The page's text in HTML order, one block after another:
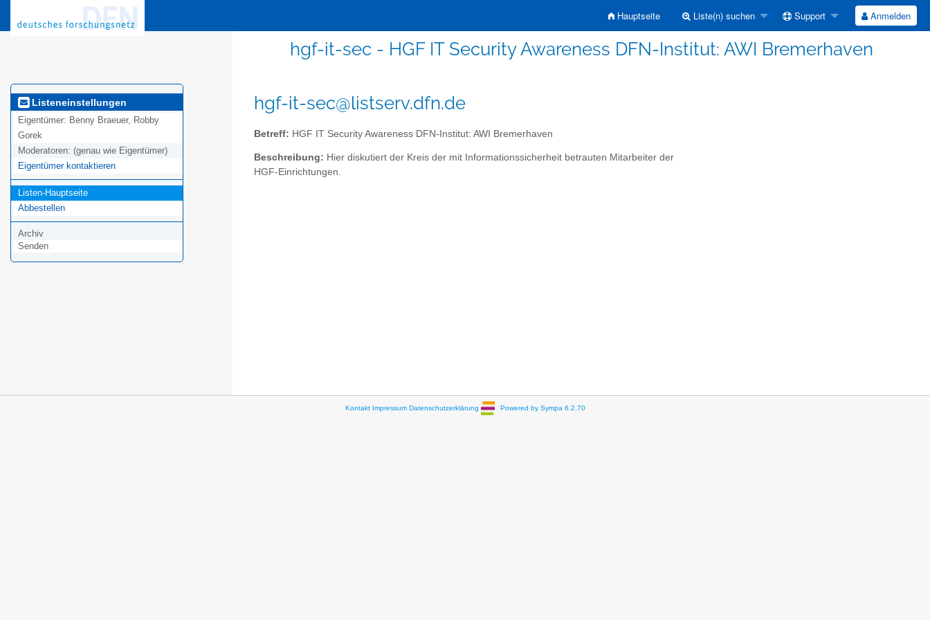
Hauptseite Liste(n) suchen Support Anmelden
hgf-it-sec - HGF IT Security Awareness DFN-Institut: AWI Bremerhaven
Listeneinstellungen
Eigentümer: Benny Braeuer, Robby
Gorek
Moderatoren: (genau wie Eigentümer)
Eigentümer kontaktieren
Listen-Hauptseite
Abbestellen
Archiv
Senden
hgf-it-sec@listserv.dfn.de
Betreff: HGF IT Security Awareness DFN-Institut: AWI Bremerhaven
Beschreibung: Hier diskutiert der Kreis der mit Informationssicherheit betrauten Mitarbeiter der
HGF-Einrichtungen.
Kontakt Impressum Datenschutzerklärung Powered by Sympa 6.2.70